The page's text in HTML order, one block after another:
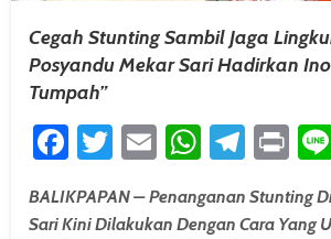
Cegah Stunting Sambil Jaga
Posyandu Mekar Sari Hadirkan
Tumpah”
Facebook
Twitter
Email
BALIKPAPAN – Penanganan Stunting
Sari Kini Dilakukan Dengan Cara Yang